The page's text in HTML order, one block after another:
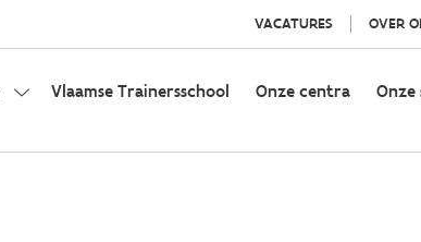
VACATURES OVER
Vlaamse Trainersschool Onze centra